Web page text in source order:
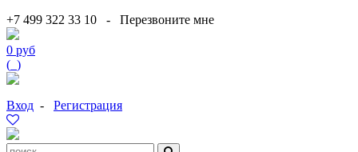
+7 499 322 33 10 - Перезвоните мне
0 руб
( )
Вход - Регистрация